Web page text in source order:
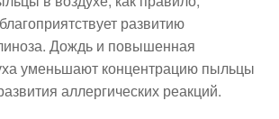
развитию
Дождь и повышенная
уменьшают концентрацию пыльцы
аллергических реакций.